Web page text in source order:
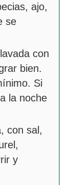
ajo,
se
con
bien.
Si
la noche
con sal,
y